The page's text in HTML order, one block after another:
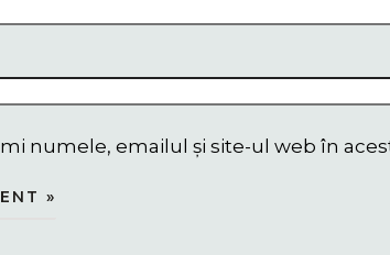
mi numele, emailul și site-ul web în